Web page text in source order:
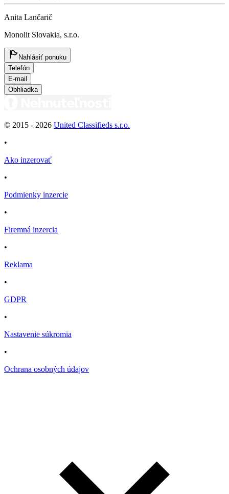
Anita Lančarič
Monolit Slovakia, s.r.o.
Nahlásiť ponuku
Telefón
E-mail
Obhliadka
© 2015 - 2026 United Classifieds s.r.o.
•
Ako inzerovať
•
Podmienky inzercie
•
Firemná inzercia
•
Reklama
•
GDPR
•
Nastavenie súkromia
•
Ochrana osobných údajov